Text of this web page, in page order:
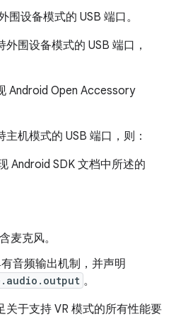
围设备模式的 USB 端口。
围设备模式的 USB 端口，
Android Open Accessory
机模式的 USB 端口，则：
Android SDK 文档中所述的
麦克风。
音频输出机制，并声明
。
于支持 VR 模式的所有性能要